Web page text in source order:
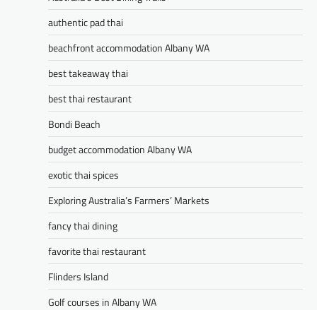
authentic pad thai
beachfront accommodation Albany WA
best takeaway thai
best thai restaurant
Bondi Beach
budget accommodation Albany WA
exotic thai spices
Exploring Australia’s Farmers’ Markets
fancy thai dining
favorite thai restaurant
Flinders Island
Golf courses in Albany WA